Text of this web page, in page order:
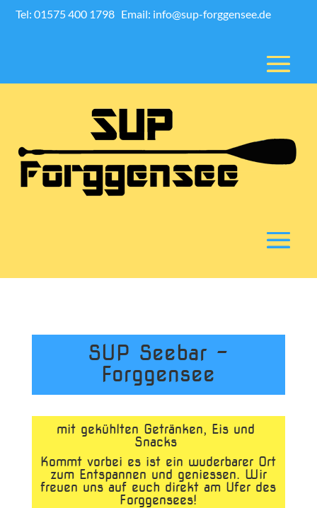
Tel: 01575 400 1798 Email: info@sup-forggensee.de
SUP Seebar –
Forggensee
mit gekühlten Getränken, Eis und
Snacks
Kommt vorbei es ist ein wuderbarer Ort
zum Entspannen und geniessen. Wir
freuen uns auf euch direkt am Ufer des
Forggensees!